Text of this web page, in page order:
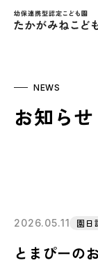
NEWS
お知ら
2026.05.11 園日
とまぴーの